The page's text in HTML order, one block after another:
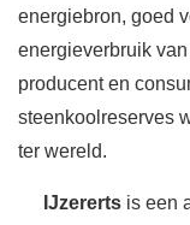
energiebron, goed
energieverbruik
producent en
steenkoolreserves
ter wereld.
IJzererts is een